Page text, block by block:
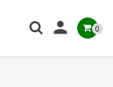
 0